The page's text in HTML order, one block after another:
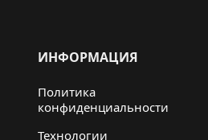
ИНФОРМАЦИЯ
Политика
конфиденциальности
Технологии